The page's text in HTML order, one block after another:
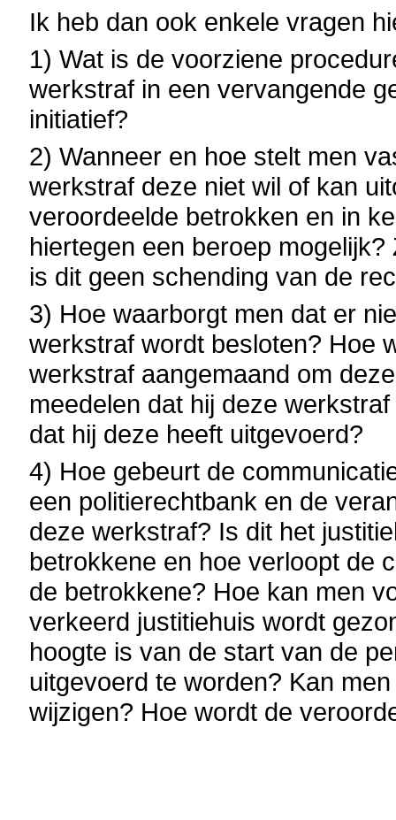
Ik heb dan ook enkele vragen
1) Wat is de voorziene
werkstraf in een vervangende
initiatief?
2) Wanneer en hoe stelt men
werkstraf deze niet wil of kan
veroordeelde betrokken en in
hiertegen een beroep
is dit geen schending van de
3) Hoe waarborgt men dat er
werkstraf wordt besloten? Hoe
werkstraf aangemaand om
meedelen dat hij deze
dat hij deze heeft uitgevoerd?
4) Hoe gebeurt de
een politierechtbank en de
deze werkstraf? Is dit het
betrokkene en hoe verloopt de
de betrokkene? Hoe kan men
verkeerd justitiehuis wordt
hoogte is van de start van de
uitgevoerd te worden? Kan
wijzigen? Hoe wordt de